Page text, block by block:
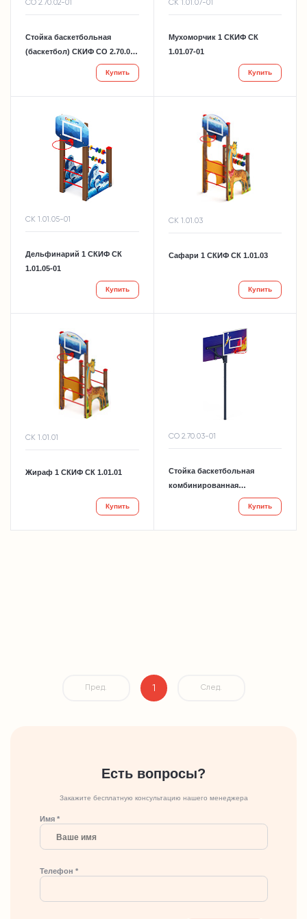
СО 2.70.02-01
Стойка баскетбольная
(баскетбол) СКИФ СО 2.70.02-
Купить
СК 1.01.07-01
Мухоморчик 1 СКИФ СК
1.01.07-01
Купить
СК 1.01.05-01
Дельфинарий 1 СКИФ СК
1.01.05-01
Купить
СК 1.01.03
Сафари 1 СКИФ СК 1.01.03
Купить
СК 1.01.01
Жираф 1 СКИФ СК 1.01.01
Купить
СО 2.70.03-01
Стойка баскетбольная
комбинированная
(баскетбол) СКИФ СО 2.70.03-
Купить
Пред. 1 След.
Есть вопросы?
Закажите бесплатную консультацию нашего менеджера
Имя *
Телефон *